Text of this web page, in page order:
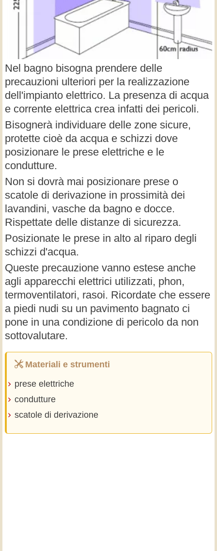
Nel bagno bisogna prendere delle
precauzioni ulteriori per la realizzazione
dell'impianto elettrico. La presenza di acqua
e corrente elettrica crea infatti dei pericoli.
Bisognerà individuare delle zone sicure,
protette cioè da acqua e schizzi dove
posizionare le prese elettriche e le
condutture.
Non si dovrà mai posizionare prese o
scatole di derivazione in prossimità dei
lavandini, vasche da bagno e docce.
Rispettate delle distanze di sicurezza.
Posizionate le prese in alto al riparo degli
schizzi d'acqua.
Queste precauzione vanno estese anche
agli apparecchi elettrici utilizzati, phon,
termoventilatori, rasoi. Ricordate che essere
a piedi nudi su un pavimento bagnato ci
pone in una condizione di pericolo da non
sottovalutare.
Materiali e strumenti
prese elettriche
condutture
scatole di derivazione